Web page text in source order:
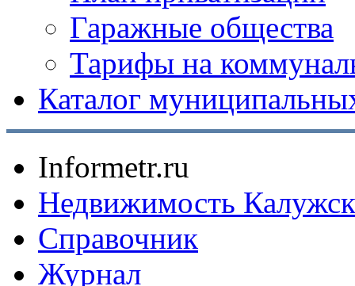
Гаражные общества
Тарифы на
Каталог
Informetr.ru
Недвижимость
Справочник
Журнал